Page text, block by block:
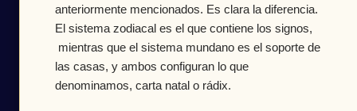
anteriormente mencionados. Es clara la diferencia.
El sistema zodiacal es el que contiene los signos,
mientras que el sistema mundano es el soporte de
las casas, y ambos configuran lo que
denominamos, carta natal o rádix.